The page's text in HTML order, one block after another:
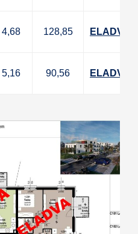
4,68 128,85 ELADVA
5,16 90,56 ELADVA